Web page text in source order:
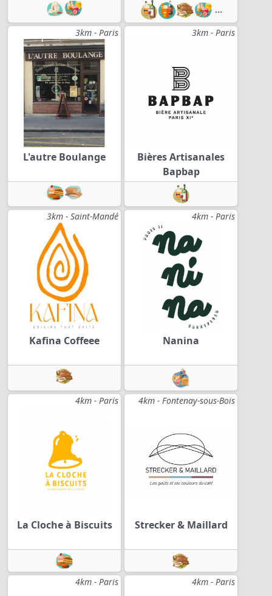
...
3km - Paris
L'autre Boulange
3km - Paris
Bières Artisanales
Bapbap
3km - Saint-Mandé
Kafina Coffeee
4km - Paris
Nanina
4km - Paris
La Cloche à Biscuits
4km - Fontenay-sous-Bois
Strecker & Maillard
4km - Paris 4km - Paris